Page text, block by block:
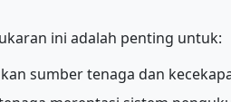
ini adalah penting untuk:
sumber tenaga dan